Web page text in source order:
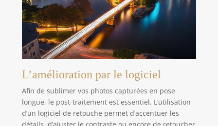
L’amélioration par le logiciel
Afin de sublimer vos photos capturées en pose
longue, le post-traitement est essentiel. L’utilisation
d’un logiciel de retouche permet d’accentuer les